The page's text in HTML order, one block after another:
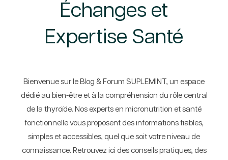
Échanges et
Expertise Santé
Bienvenue sur le Blog & Forum SUPLEMINT, un espace
dédié au bien-être et à la compréhension du rôle central
de la thyroïde. Nos experts en micronutrition et santé
fonctionnelle vous proposent des informations fiables,
simples et accessibles, quel que soit votre niveau de
connaissance. Retrouvez ici des conseils pratiques, des